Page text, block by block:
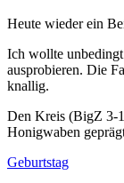
Heute wieder ein
Ich wollte
ausprobieren. Die
knallig.
Den Kreis (BigZ 3-
Honigwaben
Geburtstag